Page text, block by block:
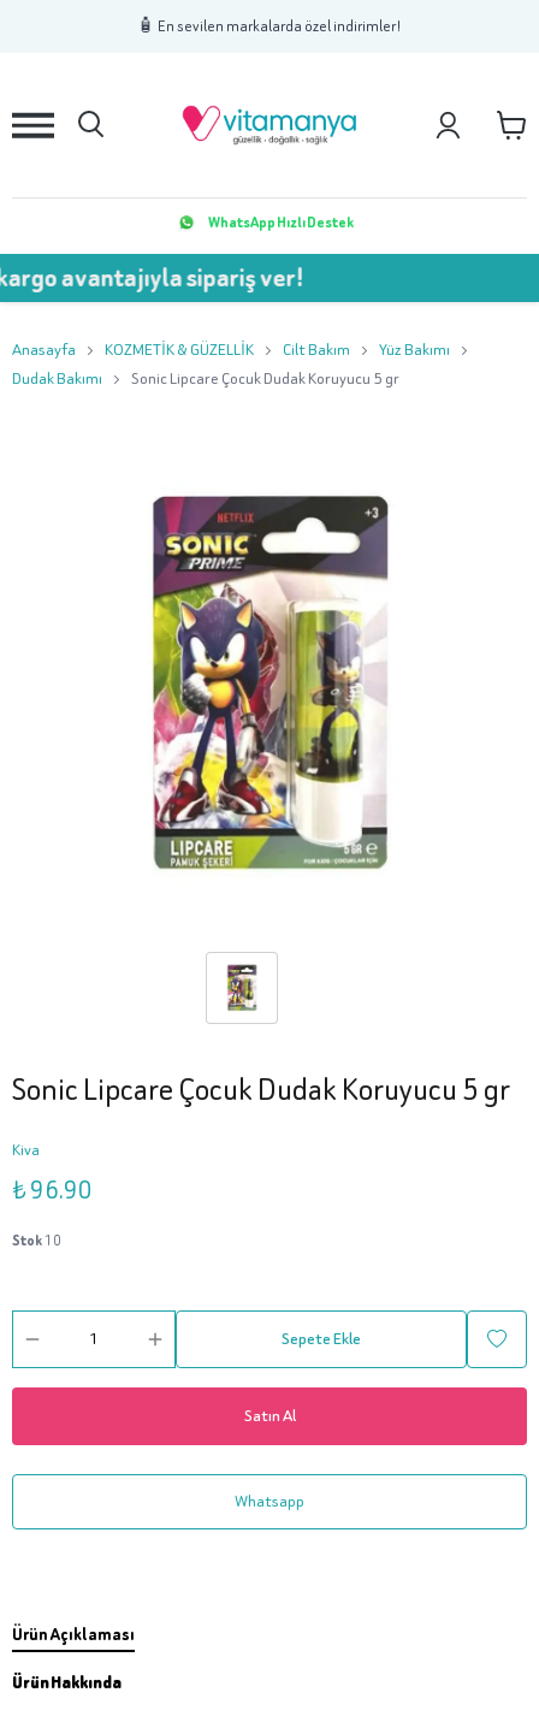
🧴 En sevilen markalarda özel indirimler!
2 3
WhatsApp Hızlı Destek
sipariş ver!
Anasayfa KOZMETİK & GÜZELLİK Cilt Bakım
Yüz Bakımı
Dudak Bakımı
Sonic Lipcare Çocuk Dudak Koruyucu 5 gr
Sonic Lipcare Çocuk Dudak Koruyucu 5 gr
Kiva
₺ 96.90
Stok10
Sepete Ekle
Satın Al
Whatsapp
Ürün Açıklaması
Ürün Hakkında